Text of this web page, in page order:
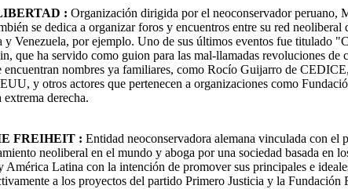
: Organización dirigida por el neoconservador peruano,
se dedica a organizar foros y encuentros entre su red
Venezuela, por ejemplo. Uno de sus últimos eventos fue titulado
que ha servido como guion para las mal-llamadas revoluciones
encuentran nombres ya familiares, como Rocío Guijarro de
y otros actores que pertenecen a organizaciones como
derecha.
FREIHEIT : Entidad neoconservadora alemana vinculada con
neoliberal en el mundo y aboga por una sociedad basada
Latina con la intención de promover sus principales e
a los proyectos del partido Primero Justicia y la Fundación